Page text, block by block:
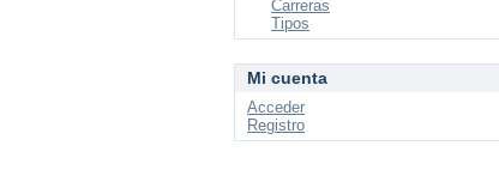
Carreras
Tipos
Mi cuenta
Acceder
Registro